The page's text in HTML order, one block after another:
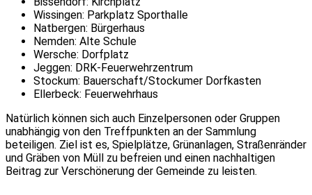
Wissingen: Parkplatz Sporthalle
Natbergen: Bürgerhaus
Nemden: Alte Schule
Wersche: Dorfplatz
Jeggen: DRK-Feuerwehrzentrum
Stockum: Bauerschaft/Stockumer Dorfkasten
Ellerbeck: Feuerwehrhaus
Natürlich können sich auch Einzelpersonen oder Gruppen
unabhängig von den Treffpunkten an der Sammlung
beteiligen. Ziel ist es, Spielplätze, Grünanlagen, Straßenränder
und Gräben von Müll zu befreien und einen nachhaltigen
Beitrag zur Verschönerung der Gemeinde zu leisten.